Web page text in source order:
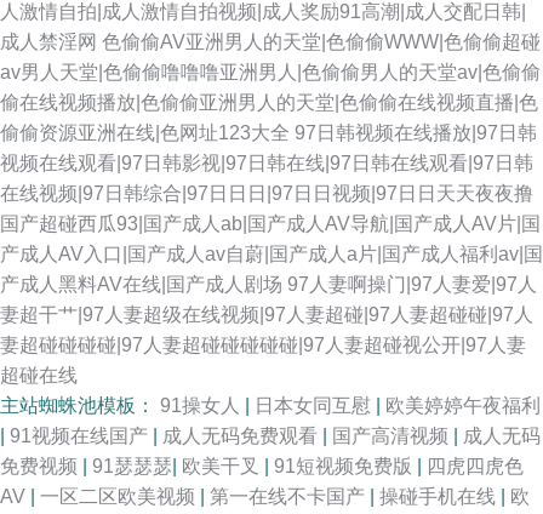
人激情自拍|成人激情自拍视频|成人奖励91高潮|成人交配日韩|
成人禁淫网 色偷偷AV亚洲男人的天堂|色偷偷WWW|色偷偷超碰
av男人天堂|色偷偷噜噜噜亚洲男人|色偷偷男人的天堂av|色偷偷
偷在线视频播放|色偷偷亚洲男人的天堂|色偷偷在线视频直播|色
偷偷资源亚洲在线|色网址123大全 97日韩视频在线播放|97日韩
视频在线观看|97日韩影视|97日韩在线|97日韩在线观看|97日韩
在线视频|97日韩综合|97日日日|97日日视频|97日日天天夜夜撸
国产超碰西瓜93|国产成人ab|国产成人AV导航|国产成人AV片|国
产成人AV入口|国产成人av自蔚|国产成人a片|国产成人福利av|国
产成人黑料AV在线|国产成人剧场 97人妻啊操门|97人妻爱|97人
妻超干艹|97人妻超级在线视频|97人妻超碰|97人妻超碰碰|97人
妻超碰碰碰碰|97人妻超碰碰碰碰碰|97人妻超碰视公开|97人妻
超碰在线
主站蜘蛛池模板： 91操女人 日本女同互慰
欧美婷婷午夜福利
91视频在线国产 成人无码免费观看 国产高清视频
成人无码
免费视频
91瑟瑟瑟 欧美干叉 91短视频免费版
四虎四虎色
AV
一区二区欧美视频 第一在线不卡国产 操碰手机在线 欧